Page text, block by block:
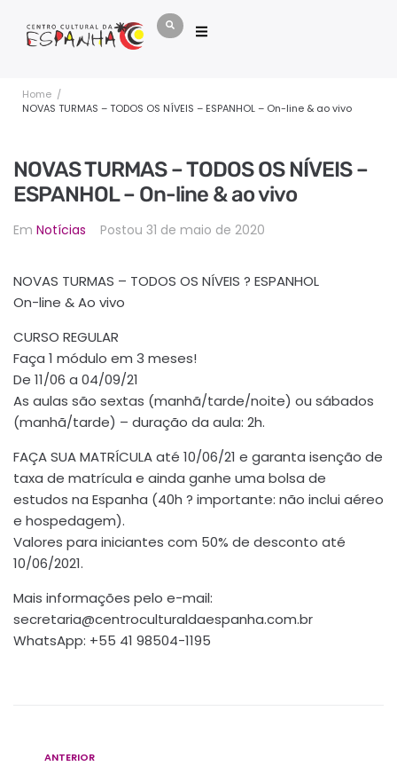
Home /
NOVAS TURMAS – TODOS OS NÍVEIS – ESPANHOL – On-line & ao vivo
NOVAS TURMAS – TODOS OS NÍVEIS –
ESPANHOL – On-line & ao vivo
Em Notícias Postou 31 de maio de 2020
NOVAS TURMAS – TODOS OS NÍVEIS ? ESPANHOL
On-line & Ao vivo
CURSO REGULAR
Faça 1 módulo em 3 meses!
De 11/06 a 04/09/21
As aulas são sextas (manhã/tarde/noite) ou sábados
(manhã/tarde) – duração da aula: 2h.
FAÇA SUA MATRÍCULA até 10/06/21 e garanta isenção de
taxa de matrícula e ainda ganhe uma bolsa de
estudos na Espanha (40h ? importante: não inclui aéreo
e hospedagem).
Valores para iniciantes com 50% de desconto até
10/06/2021.
Mais informações pelo e-mail:
secretaria@centroculturaldaespanha.com.br
WhatsApp: +55 41 98504-1195
ANTERIOR